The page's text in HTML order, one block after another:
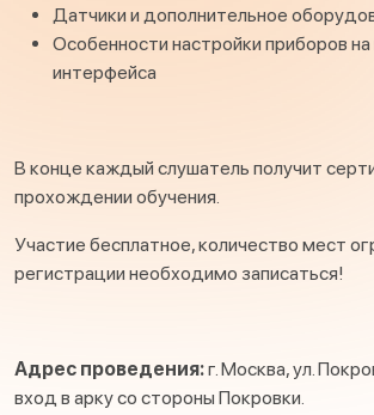
Датчики и дополнительное
Особенности настройки приборов
интерфейса
В конце каждый слушатель получит
прохождении обучения.
Участие бесплатное, количество мест
регистрации необходимо записаться!
Адрес проведения:г. Москва, ул.
вход в арку со стороны Покровки.